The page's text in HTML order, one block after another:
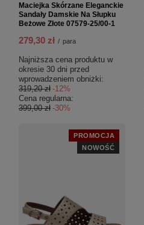
Maciejka Skórzane Eleganckie
Sandały Damskie Na Słupku
Beżowe Złote 07579-25/00-1
279,30 zł / para
Najniższa cena produktu w
okresie 30 dni przed
wprowadzeniem obniżki:
319,20 zł -12%
Cena regularna:
399,00 zł -30%
PROMOCJA
NOWOŚĆ